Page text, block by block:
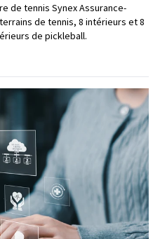
de tennis Synex Assurance-
de tennis, 8 intérieurs et 8
de pickleball.